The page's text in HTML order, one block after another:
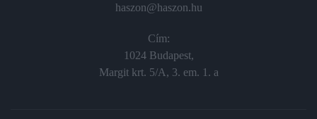
haszon@haszon.hu
Cím:
1024 Budapest,
Margit krt. 5/A, 3. em. 1. a